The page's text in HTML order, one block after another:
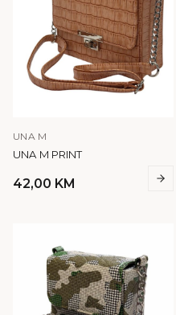
UNA M
UNA M PRINT
42,00 KM